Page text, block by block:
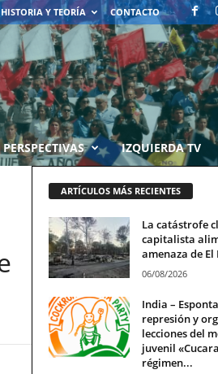
HISTORIA Y TEORÍA CONTACTO
IZQUIERDA TV
ARTÍCULOS MÁS RECIENTES
La catástrofe
capitalista
amenaza de El
06/08/2026
India –
represión y
lecciones del
juvenil
régimen...